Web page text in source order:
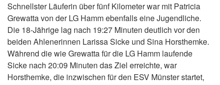
Schnellster Läuferin über fünf Kilometer war mit Patricia
Grewatta von der LG Hamm ebenfalls eine Jugendliche.
Die 18-Jährige lag nach 19:27 Minuten deutlich vor den
beiden Ahlenerinnen Larissa Sicke und Sina Horsthemke.
Während die wie Grewatta für die LG Hamm laufende
Sicke nach 20:09 Minuten das Ziel erreichte, war
Horsthemke, die inzwischen für den ESV Münster startet,